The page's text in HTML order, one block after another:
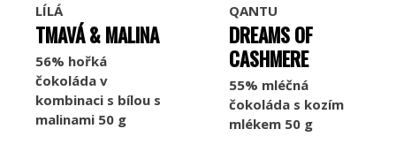
LÍLÁ
TMAVÁ & MALINA
56% hořká
čokoláda v
kombinaci s bílou s
malinami 50 g
QANTU
DREAMS OF
CASHMERE
55% mléčná
čokoláda s kozím
mlékem 50 g